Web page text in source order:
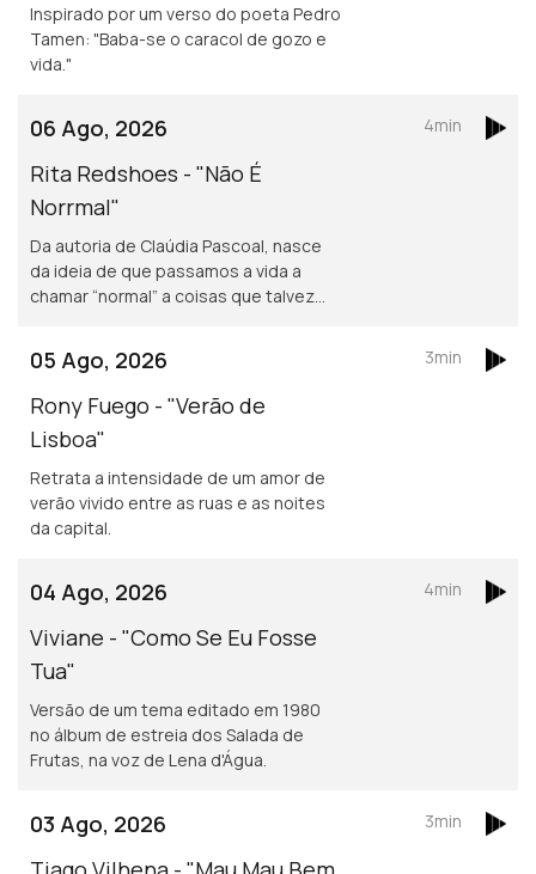
Inspirado por um verso do poeta Pedro
Tamen: "Baba-se o caracol de gozo e
vida."
06 Ago, 2026
Rita Redshoes - "Não É
Norrmal"
Da autoria de Claúdia Pascoal, nasce
da ideia de que passamos a vida a
chamar “normal” a coisas que talvez
4min
05 Ago, 2026
Rony Fuego - "Verão de
Lisboa"
Retrata a intensidade de um amor de
verão vivido entre as ruas e as noites
da capital.
3min
04 Ago, 2026
Viviane - "Como Se Eu Fosse
Tua"
Versão de um tema editado em 1980
no álbum de estreia dos Salada de
Frutas, na voz de Lena d'Água.
4min
03 Ago, 2026
3min